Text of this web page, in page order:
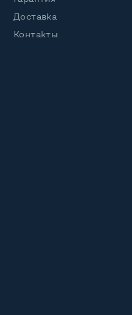
на клавиатуре
NumberPad
Доставка
Контакты